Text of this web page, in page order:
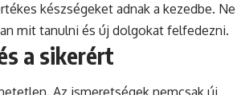
készségeket adnak a kezedbe. Ne
mit tanulni és új dolgokat felfedezni.
a sikerért
Az ismeretségek nemcsak új